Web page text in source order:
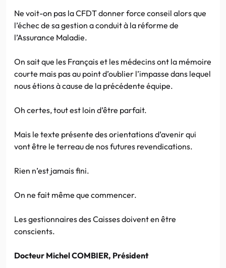
Ne voit-on pas la CFDT donner force conseil alors que
l’échec de sa gestion a conduit à la réforme de
l’Assurance Maladie.
On sait que les Français et les médecins ont la mémoire
courte mais pas au point d’oublier l’impasse dans lequel
nous étions à cause de la précédente équipe.
Oh certes, tout est loin d’être parfait.
Mais le texte présente des orientations d’avenir qui
vont être le terreau de nos futures revendications.
Rien n’est jamais fini.
On ne fait même que commencer.
Les gestionnaires des Caisses doivent en être
conscients.
Docteur Michel COMBIER, Président